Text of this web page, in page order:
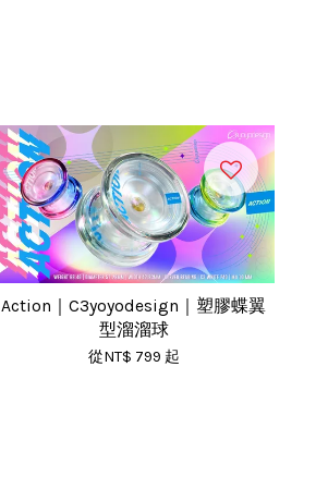
Action｜C3yoyodesign｜塑膠蝶翼
型溜溜球
從NT$ 799 起